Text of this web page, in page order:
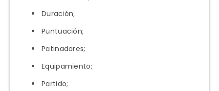
Duración;
Puntuación;
Patinadores;
Equipamiento;
Partido;